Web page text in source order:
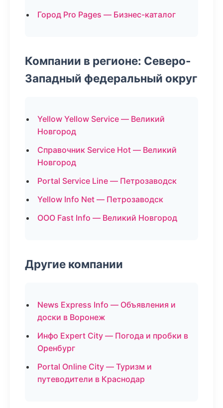
Город Pro Pages — Бизнес-каталог
Компании в регионе: Северо-
Западный федеральный округ
Yellow Yellow Service — Великий
Новгород
Справочник Service Hot — Великий
Новгород
Portal Service Line — Петрозаводск
Yellow Info Net — Петрозаводск
ООО Fast Info — Великий Новгород
Другие компании
News Express Info — Объявления и
доски в Воронеж
Инфо Expert City — Погода и пробки в
Оренбург
Portal Online City — Туризм и
путеводители в Краснодар